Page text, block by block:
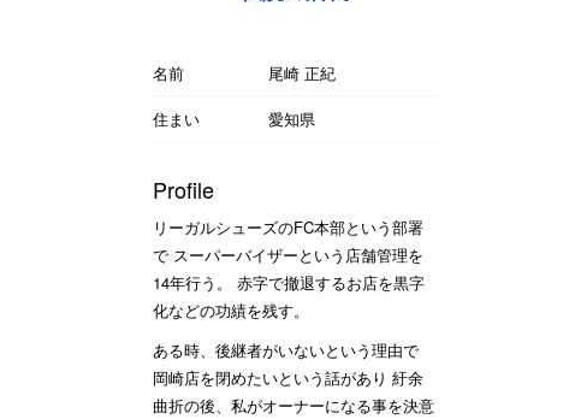
名前
尾崎 正紀
住まい
愛知県
Profile
リーガルシューズのFC本部という部署
で スーパーバイザーという店舗管理を
14年行う。 赤字で撤退するお店を黒字
化などの功績を残す。
ある時、後継者がいないという理由で
岡崎店を閉めたいという話があり 紆余
曲折の後、私がオーナーになる事を決意